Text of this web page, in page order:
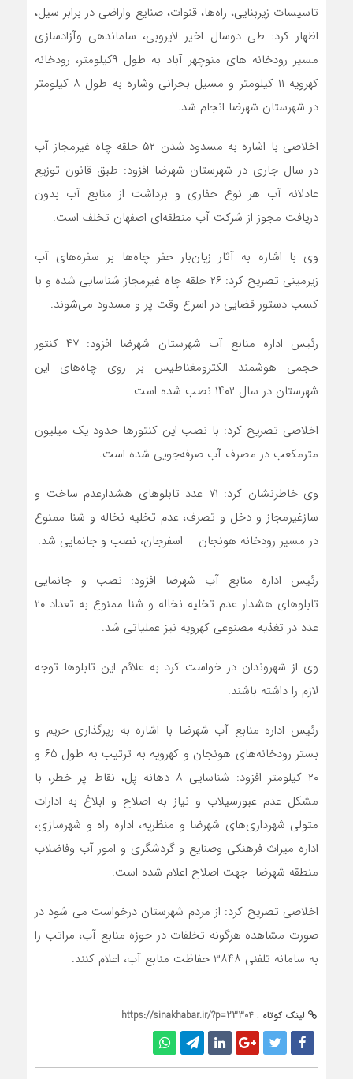
تاسیسات زیربنایی، راه‌ها، قنوات، صنایع واراضی در برابر سیل،
اظهار کرد: طی دوسال اخیر لایروبی، ساماندهی وآزادسازی
مسیر رودخانه های منوچهر آباد به طول ۹كیلومتر، رودخانه
كهرویه ۱۱ كیلومتر و مسیل بحرانی وشاره به طول ۸ كیلومتر
در شهرستان شهرضا انجام شد.
اخلاصی با اشاره به مسدود شدن ۵۲ حلقه چاه غیرمجاز آب
در سال جاری در شهرستان شهرضا افزود: طبق قانون توزیع
عادلانه آب هر نوع حفاری و برداشت از منابع آب بدون
دریافت مجوز از شرکت آب منطقه‌ای اصفهان تخلف است.
وی با اشاره به آثار زیان‌بار حفر چاه‌ها بر سفره‌های آب
زیرمینی تصریح کرد: ۲۶ حلقه چاه غیرمجاز شناسایی شده و با
کسب دستور قضایی در اسرع وقت پر و مسدود می‌شوند.
رئیس اداره منابع آب شهرستان شهرضا افزود: ۴۷ كنتور
حجمی هوشمند الکترومغناطیس بر روی چاه‌های این
شهرستان در سال ۱۴۰۲ نصب شده است.
اخلاصی تصریح کرد: با نصب این کنتورها حدود یک میلیون
مترمکعب در مصرف آب صرفه‌جویی شده است.
وی خاطرنشان کرد: ۷۱ عدد تابلوهای هشدارعدم ساخت و
سازغیرمجاز و دخل و تصرف، عدم تخلیه نخاله و شنا ممنوع
در مسیر رودخانه هونجان – اسفرجان، نصب و جانمایی شد.
رئیس اداره منابع آب شهرضا افزود: نصب و جانمایی
تابلوهای هشدار عدم تخلیه نخاله و شنا ممنوع به تعداد ۲۰
عدد در تغذیه مصنوعی كهرویه نیز عملیاتی شد.
وی از شهروندان در خواست کرد به علائم این تابلوها توجه
لازم را داشته باشند.
رئیس اداره منابع آب شهرضا با اشاره به رپرگذاری حریم و
بستر رودخانه‌های هونجان و كهرویه به ترتیب به طول ۶۵ و
۲۰ كیلومتر افزود: شناسایی ۸ دهانه پل، نقاط پر خطر، با
مشكل عدم عبورسیلاب و نیاز به اصلاح و ابلاغ به ادارات
متولی شهرداری‌های شهرضا و منظریه، اداره راه و شهرسازی،
اداره میراث فرهنكی وصنایع و گردشگری و امور آب وفاضلاب
منطقه شهرضا جهت اصلاح اعلام شده است.
اخلاصی تصریح کرد: از مردم شهرستان درخواست می شود در
صورت مشاهده هرگونه تخلفات در حوزه منابع آب، مراتب را
به سامانه تلفنی ۳۸۴۸ حفاظت منابع آب، اعلام کنند.
لینک کوتاه : https://sinakhabar.ir/?p=23304